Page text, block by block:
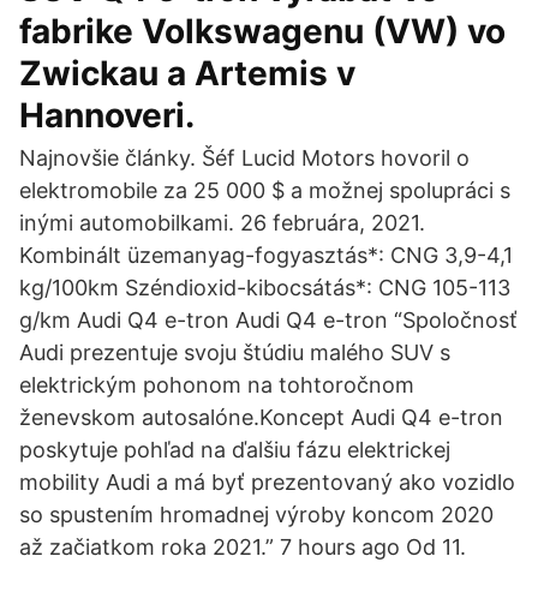
fabrike Volkswagenu (VW) vo
Zwickau a Artemis v
Hannoveri.
Najnovšie články. Šéf Lucid Motors hovoril o
elektromobile za 25 000 $ a možnej spolupráci s
inými automobilkami. 26 februára, 2021.
Kombinált üzemanyag-fogyasztás*: CNG 3,9-4,1
kg/100km Széndioxid-kibocsátás*: CNG 105-113
g/km Audi Q4 e-tron Audi Q4 e-tron “Spoločnosť
Audi prezentuje svoju štúdiu malého SUV s
elektrickým pohonom na tohtoročnom
ženevskom autosalóne.Koncept Audi Q4 e-tron
poskytuje pohľad na ďalšiu fázu elektrickej
mobility Audi a má byť prezentovaný ako vozidlo
so spustením hromadnej výroby koncom 2020
až začiatkom roka 2021.” 7 hours ago Od 11.